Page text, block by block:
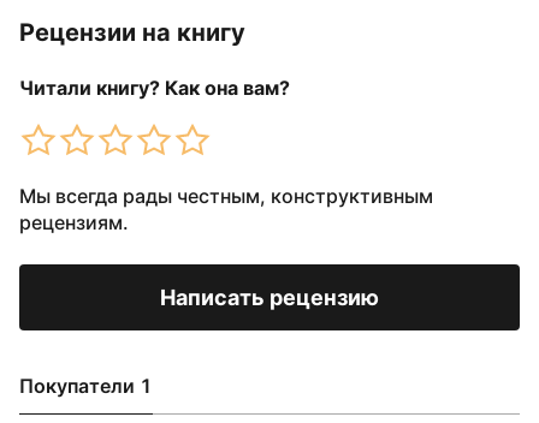
Рецензии на книгу
Читали книгу? Как она вам?
Мы всегда рады честным, конструктивным
рецензиям.
Написать рецензию
Покупатели 1